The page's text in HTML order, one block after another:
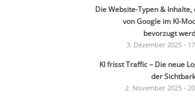
Die Website-Typen & Inhalte,
von Google im KI-
bevorzugt
3. Dezember 2025 -
KI frisst Traffic – Die neue
der
2. November 2025 -